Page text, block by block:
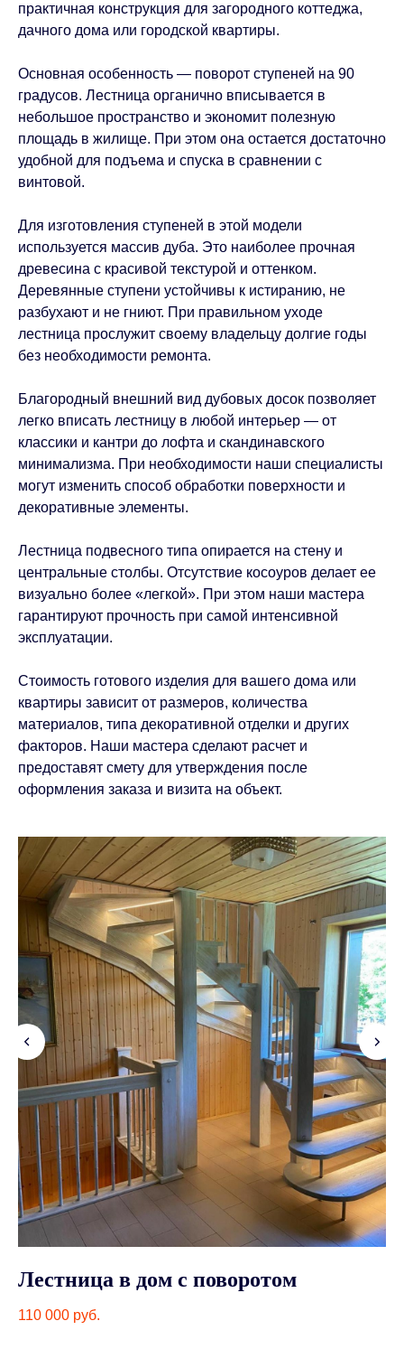
практичная конструкция для загородного коттеджа,
дачного дома или городской квартиры.
Основная особенность — поворот ступеней на 90
градусов. Лестница органично вписывается в
небольшое пространство и экономит полезную
площадь в жилище. При этом она остается достаточно
удобной для подъема и спуска в сравнении с
винтовой.
Для изготовления ступеней в этой модели
используется массив дуба. Это наиболее прочная
древесина с красивой текстурой и оттенком.
Деревянные ступени устойчивы к истиранию, не
разбухают и не гниют. При правильном уходе
лестница прослужит своему владельцу долгие годы
без необходимости ремонта.
Благородный внешний вид дубовых досок позволяет
легко вписать лестницу в любой интерьер — от
классики и кантри до лофта и скандинавского
минимализма. При необходимости наши специалисты
могут изменить способ обработки поверхности и
декоративные элементы.
Лестница подвесного типа опирается на стену и
центральные столбы. Отсутствие косоуров делает ее
визуально более «легкой». При этом наши мастера
гарантируют прочность при самой интенсивной
эксплуатации.
Стоимость готового изделия для вашего дома или
квартиры зависит от размеров, количества
материалов, типа декоративной отделки и других
факторов. Наши мастера сделают расчет и
предоставят смету для утверждения после
оформления заказа и визита на объект.
Лестница в дом с поворотом
110 000 руб.